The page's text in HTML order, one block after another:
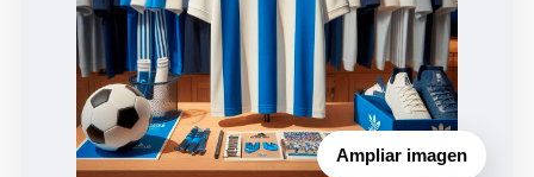
Ampliar imagen